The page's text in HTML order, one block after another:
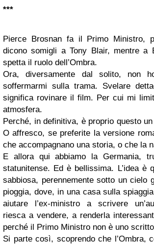
***
Pierce Brosnan fa il Primo Ministro,
dicono somigli a Tony Blair, mentre a
spetta il ruolo dell’Ombra.
Ora, diversamente dal solito, non
soffermarmi sulla trama. Svelare
significa rovinare il film. Per cui mi
atmosfera.
Perché, in definitiva, è proprio questo
O affresco, se preferite la versione
che accompagnano una storia, o che la
E allora qui abbiamo la Germania,
statunitense. Ed è bellissima. L’idea è
sabbiosa, perennemente sotto un cielo
pioggia, dove, in una casa sulla
aiutare l’ex-ministro a scrivere
riesca a vendere, a renderla
perché il Primo Ministro non è uno
Si parte così, scoprendo che l’Ombra,